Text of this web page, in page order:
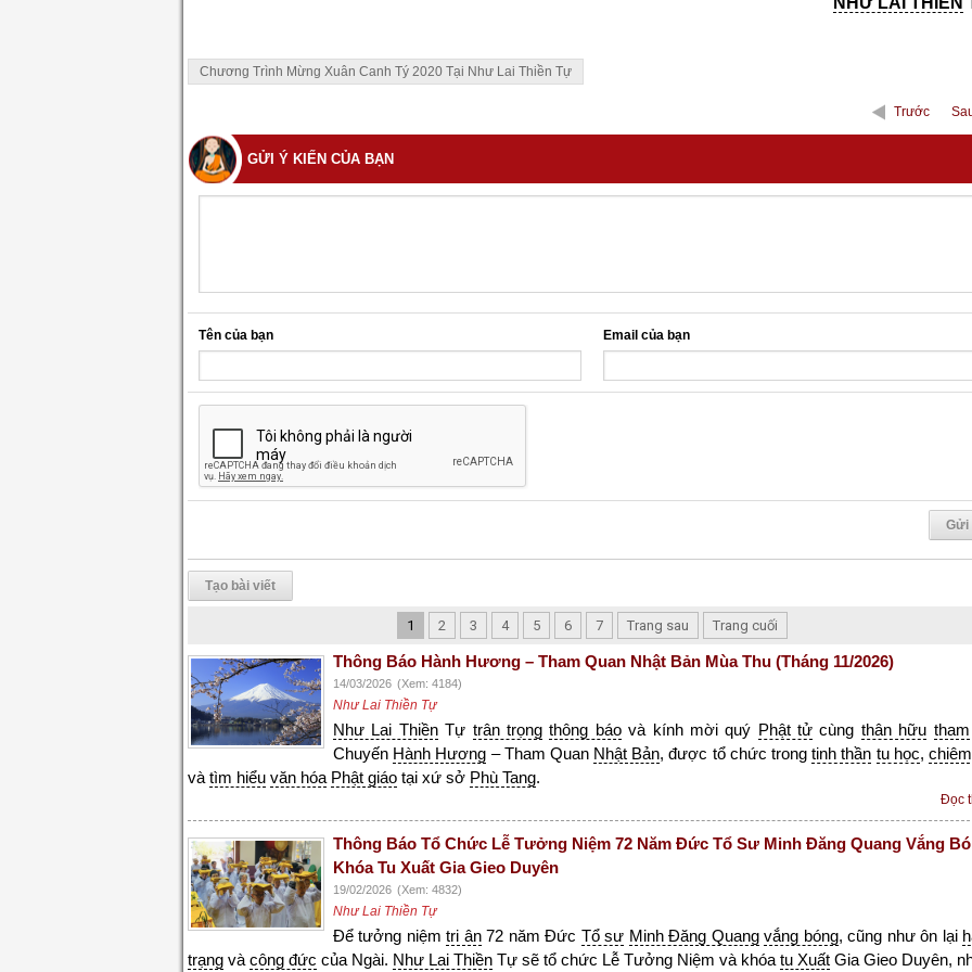
Chương Trình Mừng Xuân Canh Tý 2020 Tại Như Lai Thiền Tự
Trước
GỬI Ý KIẾN CỦA BẠN
Tên của bạn Email của bạn
Tạo bài viết
1 2 3 4 5 6 7 Trang sau Trang cuối
Thông Báo Hành Hương – Tham Quan Nhật Bản Mùa Thu (Tháng 11/2026)
14/03/2026 (Xem: 4184)
Như Lai Thiền Tự
Như Lai ThiềnTự trân trọng thông báovà kính mời quý Phật tử cùng thân hữu
Chuyến Hành Hương – Tham Quan Nhật Bản, được tổ chức trongtinh thần tu học,
và tìm hiểu văn hóa Phật giáo tại xứ sở Phù Tang.
Đọc
Thông Báo Tổ Chức Lễ Tưởng Niệm 72 Năm Đức Tổ Sư Minh Đăng Quang Vắng
Khóa Tu Xuất Gia Gieo Duyên
19/02/2026 (Xem: 4832)
Như Lai Thiền Tự
Để tưởng niệmtri ân72 năm Đức Tổ sư Minh Đăng Quang vắng bóng, cũng như ôn lại
trạng và công đức của Ngài. Như Lai Thiền Tự sẽ tổ chức Lễ Tưởng Niệm và khóa tu Xuất Gia Gieo Duyên,